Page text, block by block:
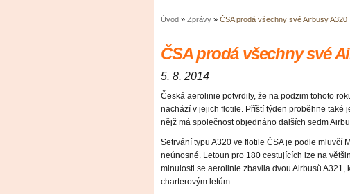
Úvod » Zprávy » ČSA prodá všechny své Airbusy A320
ČSA prodá všechny své
5. 8. 2014
Česká aerolinie potvrdily, že na podzim tohoto
nachází v jejich flotile. Příští týden proběhne také
nějž má společnost objednáno dalších sedm
Setrvání typu A320 ve flotile ČSA je podle mluvčí
neúnosné. Letoun pro 180 cestujících lze na
minulosti se aerolinie zbavila dvou Airbusů A321,
charterovým letům.